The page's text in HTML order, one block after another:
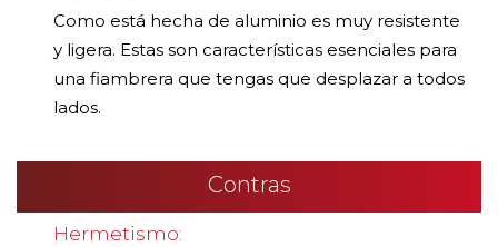
Como está hecha de aluminio es muy resistente
y ligera. Estas son características esenciales para
una fiambrera que tengas que desplazar a todos
lados.
Contras
Hermetismo: